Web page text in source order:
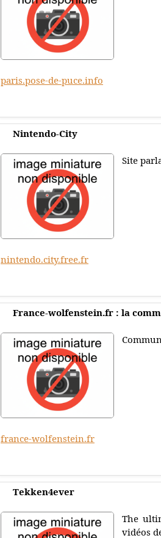
paris.pose-de-puce.info
Nintendo-City
Site
nintendo.city.free.fr
France-wolfenstein.fr : la
france-wolfenstein.fr
Tekken4ever
The
vidéos